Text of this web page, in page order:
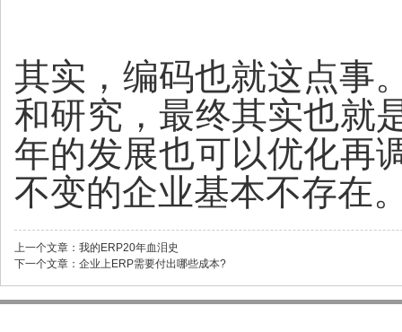
其实，编码也就这点事
和研究，最终其实也就
年的发展也可以优化再
不变的企业基本不存在
上一个文章： 我的ERP20年血泪史
下一个文章： 企业上ERP需要付出哪些成本?